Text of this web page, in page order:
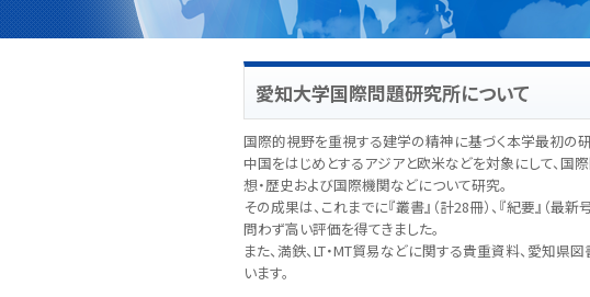
愛知大学国際問題研究所について
国際的視野を重視する建学の精神に基づく本学最初の研
中国をはじめとするアジアと欧米などを対象にして、国
想・歴史および国際機関などについて研究。
その成果は、これまでに『叢書』（計28冊）、『紀要』（
問わず高い評価を得てきました。
また、満鉄、LT・MT貿易などに関する貴重資料、愛知
います。